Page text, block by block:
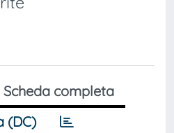
Scheda completa
(DC)